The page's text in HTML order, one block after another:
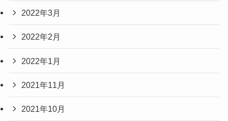
2022年3月
2022年2月
2022年1月
2021年11月
2021年10月